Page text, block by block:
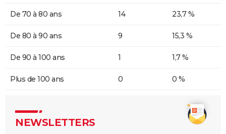
De 70 à 80 ans 14 23,7 %
De 80 à 90 ans 9 15,3 %
De 90 à 100 ans 1 1,7 %
Plus de 100 ans 0 0 %
NEWSLETTERS